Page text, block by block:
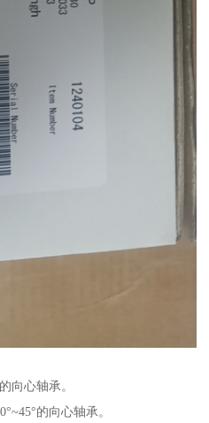
向心轴承。
的向心轴承。